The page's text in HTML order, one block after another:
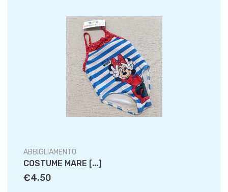
ABBIGLIAMENTO
COSTUME MARE [...]
€4,50